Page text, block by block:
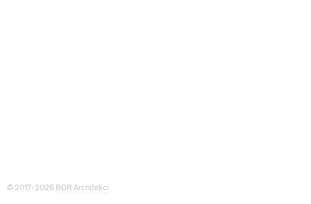
© 2017-2026 BDR Architekci